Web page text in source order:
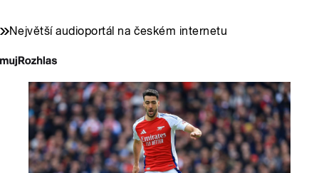
Největší audioportál na českém internetu